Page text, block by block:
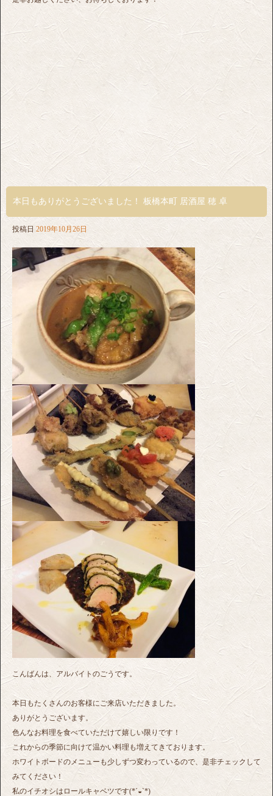
本日もありがとうございました！ 板橋本町 居酒屋 穂 卓
投稿日 2019年10月26日
こんばんは、アルバイトのごうです。
本日もたくさんのお客様にご来店いただきました。
ありがとうございます。
色んなお料理を食べていただけて嬉しい限りです！
これからの季節に向けて温かい料理も増えてきております。
ホワイトボードのメニューも少しずつ変わっているので、是非チェックして
みてください！
私のイチオシはロールキャベツです(*´◒`*)